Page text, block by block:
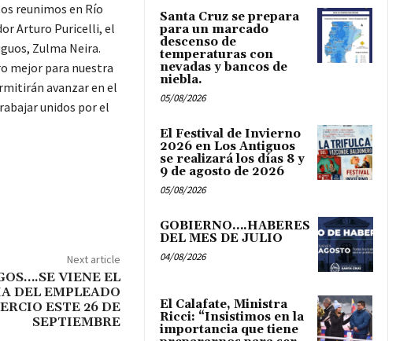
reunimos en Río
Arturo Puricelli, el
Zulma Neira.
mejor para nuestra
avanzar en el
unidos por el
Next article
VIENE EL
DEL EMPLEADO
ESTE 26 DE
SEPTIEMBRE
Santa Cruz se prepara
para un marcado
descenso de
temperaturas con
nevadas y bancos de
niebla.
05/08/2026
El Festival de Invierno
2026 en Los Antiguos
se realizará los días 8 y
9 de agosto de 2026
05/08/2026
GOBIERNO….HABERES
DEL MES DE JULIO
04/08/2026
El Calafate, Ministra
Ricci: “Insistimos en la
importancia que tiene